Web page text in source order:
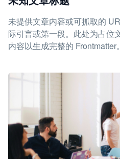
未提供文章内容或可抓取的
际引言或第一段。此处为占位
内容以生成完整的 Frontmatter。